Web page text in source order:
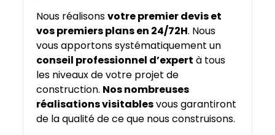
Nous réalisonsvotre premier devis et
vos premiers plans en 24/72H. Nous
vous apportons systématiquement un
conseil professionnel d’expert à tous
les niveaux de votre projet de
construction. Nos nombreuses
réalisations visitablesvous garantiront
de la qualité de ce que nous construisons.